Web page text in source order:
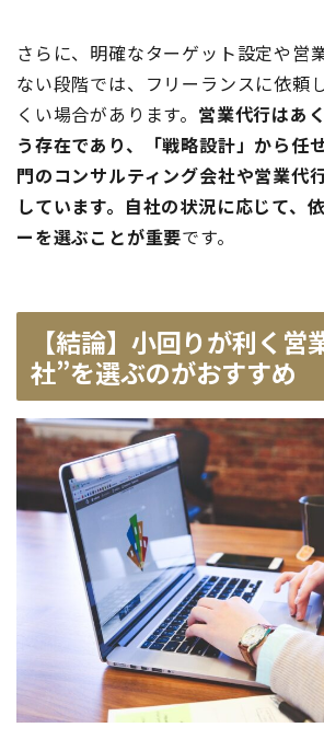
さらに、明確なターゲット設定や営
ない段階では、フリーランスに依頼
くい場合があります。 営業代行はあ
う存在であり、「戦略設計」から任
門のコンサルティング会社や営業代
しています。自社の状況に応じて、
ーを選ぶことが重要です。
【結論】小回りが利く営
社”を選ぶのがおすすめ